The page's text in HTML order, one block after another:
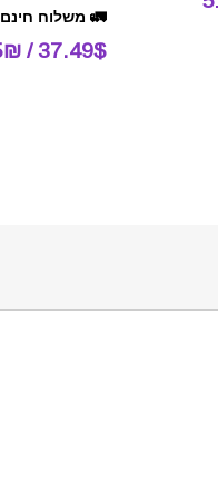
🚛 משלוח חינם
37.49$ / 115₪